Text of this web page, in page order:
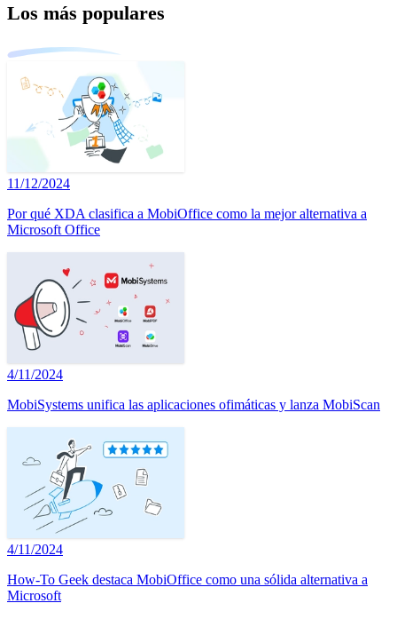
Los más populares
11/12/2024
Por qué XDA clasifica a MobiOffice como la mejor alternativa a
Microsoft Office
4/11/2024
MobiSystems unifica las aplicaciones ofimáticas y lanza MobiScan
4/11/2024
How-To Geek destaca MobiOffice como una sólida alternativa a
Microsoft